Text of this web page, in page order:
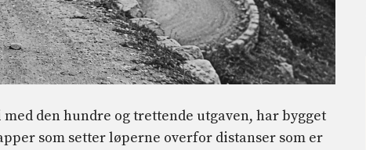
den hundre og trettende utgaven, har bygget
som setter løperne overfor distanser som er